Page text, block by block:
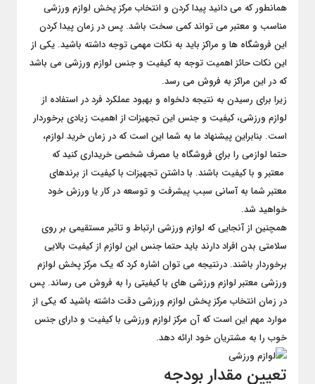
همانطور که می دانید پیدا کردن و انتخاب مرکز پخش لوازم ورزشی
مناسب و معتبر می تواند کمی سخت باشد. پس در زمان پیدا کردن
این فروشگاه ها و مراکز باید به نکات مهمی توجه داشته باشید. یکی از
این نکات حائز اهمیت توجه به کیفیت و جنس لوازم ورزشی می باشد
که در این مراکز به فروش می رسد.
زیرا برای رسیدن به نتیجه دلخواه و بهبود عملکرد فرد در استفاده از
لوازم ورزشی، کیفیت و جنس این تجهیزات از اهمیت زیادی برخوردار
است. بنابراین پیشنهاد ما به شما این است که در زمان خرید لوازم،
حتما لوازمی را برای فروشگاه یا مصرف شخصی خریداری کنید که
معتبر و با کیفیت باشند. با داشتن تجهیزات با کیفیت از برندهای
معتبر شما به آسانی سبب پیشرفت و توسعه در کار یا ورزش خود
خواهید شد.
همچنین از آنجایی که لوازم ورزشی ارتباط و تاثیر مستقیمی بر روی
سلامتی بدن افراد دارند باید حتما جنس این لوازم از کیفیت بالایی
برخوردار باشند. درنتیجه می توان اشاره کرد که یک مرکز پخش لوازم
ورزشی معتبر لوازم ورزشی های با کیفیتی را به فروش می رساند. پس
در زمان انتخاب مرکز پخش لوازم ورزشی دقت داشته باشید که یکی از
موارد مهم این است که آن مرکز لوازم ورزشی با کیفیت و دارای جنس
خوب را به مشتریان خود ارائه دهد.
تعیین مقدار بودجه